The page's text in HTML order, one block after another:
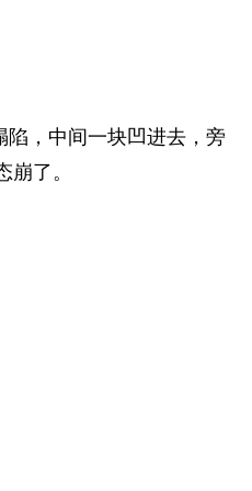
陷，中间一块凹进去，旁
了。